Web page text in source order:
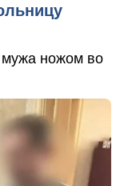
ножом во